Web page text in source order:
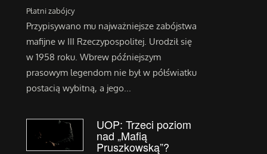
Płatni zabójcy
Przypisywano mu najważniejsze zabójstwa
mafijne w III Rzeczypospolitej. Urodził się
w 1958 roku. Wbrew późniejszym
prasowym legendom nie był w półświatku
postacią wybitną, a jego...
UOP: Trzeci poziom
nad „Mafią
Pruszkowską”?